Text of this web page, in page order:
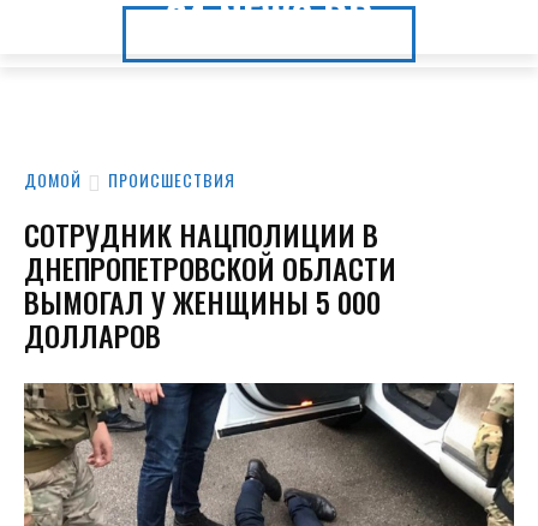
24.NEWS.DP
24.NEWS.DP
ДОМОЙ ПРОИСШЕСТВИЯ
СОТРУДНИК НАЦПОЛИЦИИ В
ДНЕПРОПЕТРОВСКОЙ ОБЛАСТИ
ВЫМОГАЛ У ЖЕНЩИНЫ 5 000
ДОЛЛАРОВ